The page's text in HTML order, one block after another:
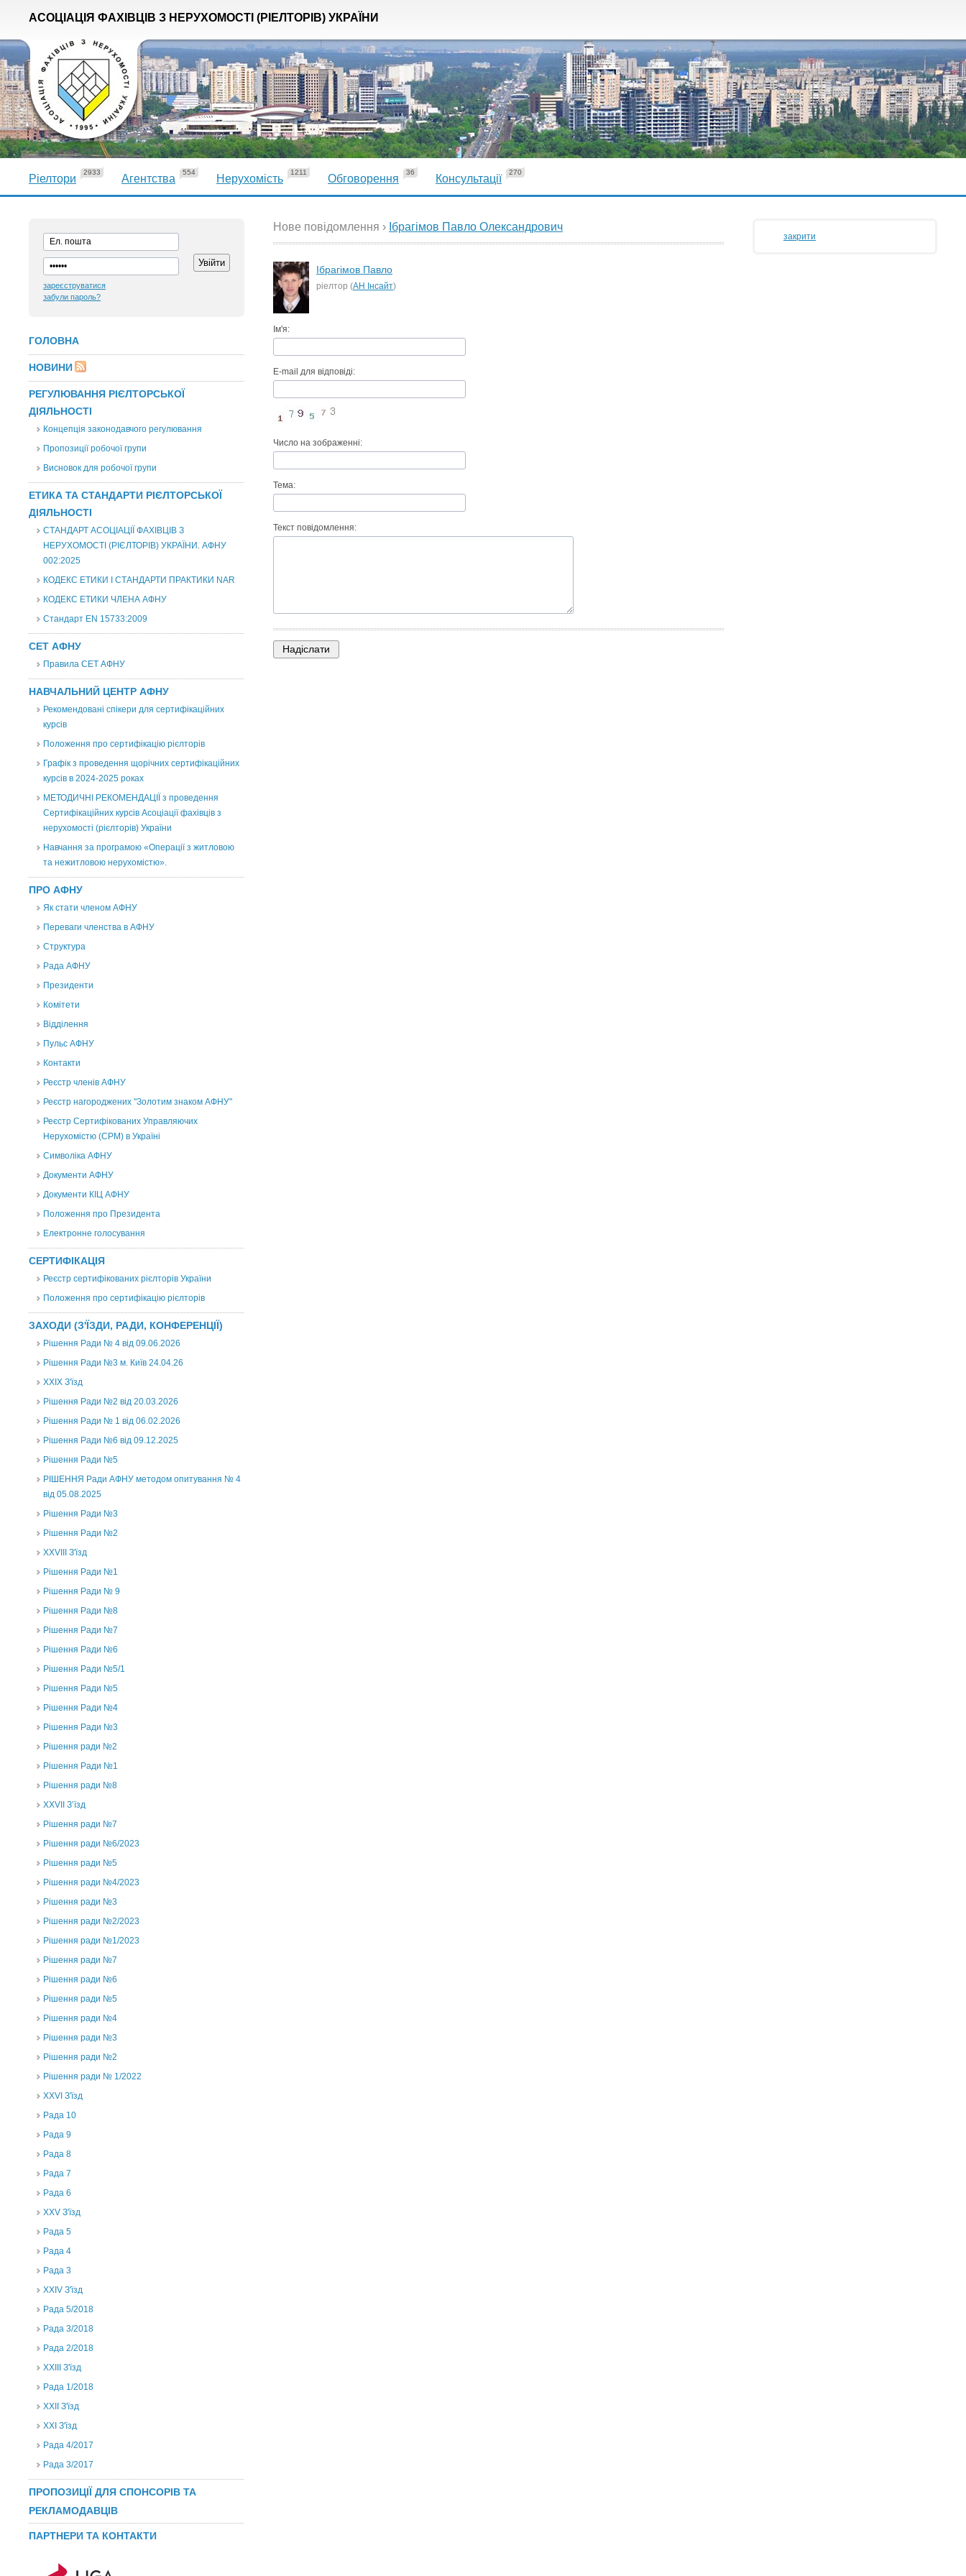
АСОЦІАЦІЯ ФАХІВЦІВ З НЕРУХОМОСТІ (РІЕЛТОРІВ) УКРАЇНИ
Ріелтори
2933
Агентства
554
Нерухомість
1211
Обговорення
36
Консультації
270
зареєструватися
забули пароль?
ГОЛОВНА
НОВИНИ
РЕГУЛЮВАННЯ РІЄЛТОРСЬКОЇ
ДІЯЛЬНОСТІ
Концепція законодавчого регулювання
Пропозиції робочої групи
Висновок для робочої групи
ЕТИКА ТА СТАНДАРТИ РІЄЛТОРСЬКОЇ
ДІЯЛЬНОСТІ
СТАНДАРТ АСОЦІАЦІЇ ФАХІВЦІВ З
НЕРУХОМОСТІ (РІЄЛТОРІВ) УКРАЇНИ. АФНУ
002:2025
КОДЕКС ЕТИКИ І СТАНДАРТИ ПРАКТИКИ NAR
КОДЕКС ЕТИКИ ЧЛЕНА АФНУ
Стандарт EN 15733:2009
СЕТ АФНУ
Правила СЕТ АФНУ
НАВЧАЛЬНИЙ ЦЕНТР АФНУ
Рекомендовані спікери для сертифікаційних
курсів
Положення про сертифікацію рієлторів
Графік з проведення щорічних сертифікаційних
курсів в 2024-2025 роках
МЕТОДИЧНІ РЕКОМЕНДАЦІЇ з проведення
Сертифікаційних курсів Асоціації фахівців з
нерухомості (рієлторів) України
Навчання за програмою «Операції з житловою
та нежитловою нерухомістю».
ПРО АФНУ
Як стати членом АФНУ
Переваги членства в АФНУ
Структура
Рада АФНУ
Президенти
Комітети
Відділення
Пульс АФНУ
Контакти
Реєстр членів АФНУ
Реєстр нагороджених "Золотим знаком АФНУ"
Реєстр Сертифікованих Управляючих
Нерухомістю (CPM) в Україні
Символіка АФНУ
Документи АФНУ
Документи КІЦ АФНУ
Положення про Президента
Електронне голосування
СЕРТИФІКАЦІЯ
Реєстр сертифікованих рієлторів України
Положення про сертифікацію рієлторів
ЗАХОДИ (З'ЇЗДИ, РАДИ, КОНФЕРЕНЦІЇ)
Рішення Ради № 4 від 09.06.2026
Рішення Ради №3 м. Київ 24.04.26
XXІХ З'їзд
Рішення Ради №2 від 20.03.2026
Рішення Ради № 1 від 06.02.2026
Рішення Ради №6 від 09.12.2025
Рішення Ради №5
РІШЕННЯ Ради АФНУ методом опитування № 4
від 05.08.2025
Рішення Ради №3
Рішення Ради №2
XXVIII З'їзд
Рішення Ради №1
Рішення Ради № 9
Рішення Ради №8
Рішення Ради №7
Рішення Ради №6
Рішення Ради №5/1
Рішення Ради №5
Рішення Ради №4
Рішення Ради №3
Рішення ради №2
Рішення Ради №1
Рішення ради №8
ХХVII З’їзд
Рішення ради №7
Рішення ради №6/2023
Рішення ради №5
Рішення ради №4/2023
Рішення ради №3
Рішення ради №2/2023
Рішення ради №1/2023
Рішення ради №7
Рішення ради №6
Рішення ради №5
Рішення ради №4
Рішення ради №3
Рішення ради №2
Рішення ради № 1/2022
XXVI З'їзд
Рада 10
Рада 9
Рада 8
Рада 7
Рада 6
XXV З'їзд
Рада 5
Рада 4
Рада 3
ХХIV З'їзд
Рада 5/2018
Рада 3/2018
Рада 2/2018
XXIII З'їзд
Рада 1/2018
ХХІІ З'їзд
XXI З'їзд
Рада 4/2017
Рада 3/2017
ПРОПОЗИЦІЇ ДЛЯ СПОНСОРІВ ТА
РЕКЛАМОДАВЦІВ
ПАРТНЕРИ ТА КОНТАКТИ
Нове повідомлення › Ібрагімов Павло Олександрович
Ібрагімов Павло
ріелтор (АН Інсайт)
Ім'я:
E-mail для відповіді:
Число на зображенні:
Тема:
Текст повідомлення:
закрити